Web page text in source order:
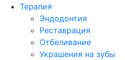
Терапия
Эндодонтия
Реставрация
Отбеливание
Украшения на зубы